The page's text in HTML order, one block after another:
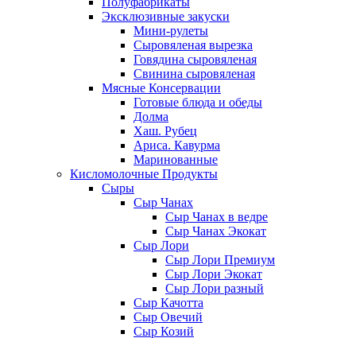
Эксклюзивные закуски
Мини-рулеты
Сыровяленая вырезка
Говядина сыровяленая
Свинина сыровяленая
Мясные Консервации
Готовые блюда и обеды
Долма
Хаш. Рубец
Ариса. Кавурма
Маринованные
Кисломолочные Продукты
Сыры
Сыр Чанах
Сыр Чанах в ведре
Сыр Чанах Экокат
Сыр Лори
Сыр Лори Премиум
Сыр Лори Экокат
Сыр Лори разный
Сыр Качотта
Сыр Овечий
Сыр Козий